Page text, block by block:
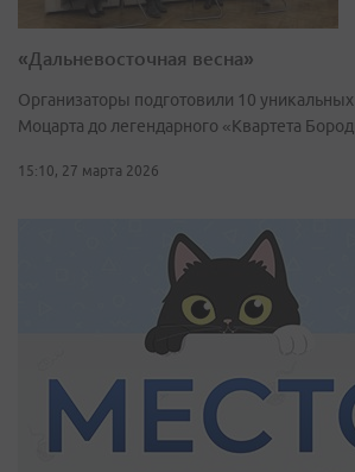
«Дальневосточная весна»
Организаторы подготовили 10
Моцарта до легендарного «Квартета
15:10, 27 марта 2026